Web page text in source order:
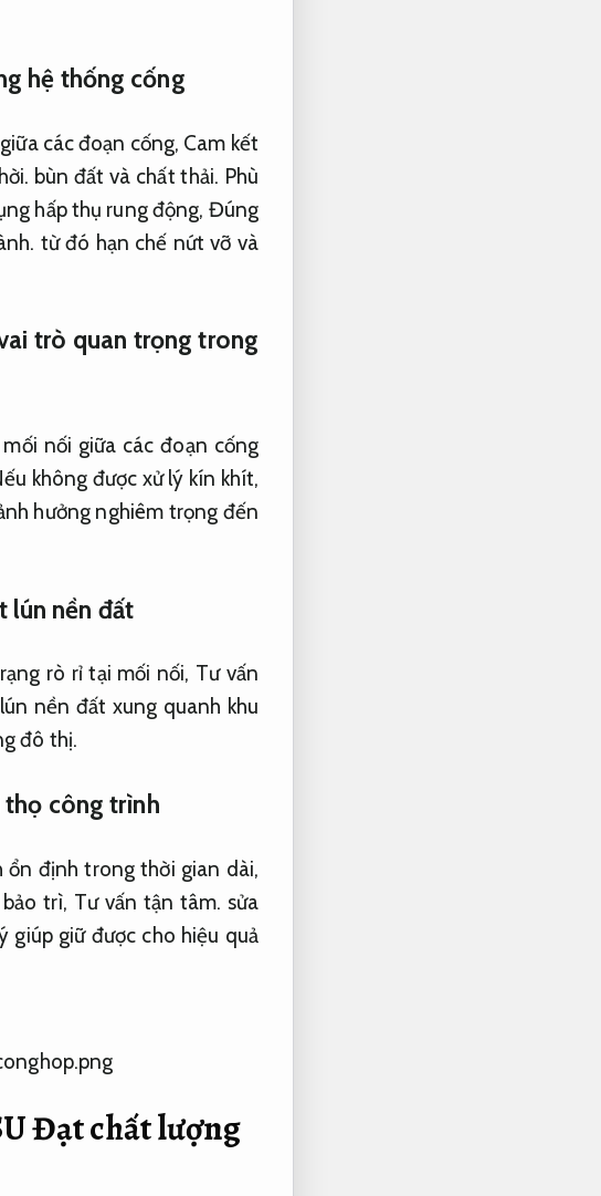
hệ thống cống
các đoạn cống, Cam kết
bùn đất và chất thải. Phù
hấp thụ rung động, Đúng
từ đó hạn chế nứt vỡ và
trò quan trọng trong
mối nối giữa các đoạn cống
không được xử lý kín khít,
hưởng nghiêm trọng đến
lún nền đất
rò rỉ tại mối nối, Tư vấn
nền đất xung quanh khu
đô thị.
thọ công trình
ổn định trong thời gian dài,
trì, Tư vấn tận tâm. sửa
giữ được cho hiệu quả
Đạt chất lượng